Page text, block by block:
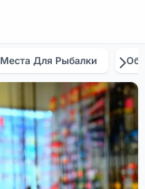
Места Для Рыбалки